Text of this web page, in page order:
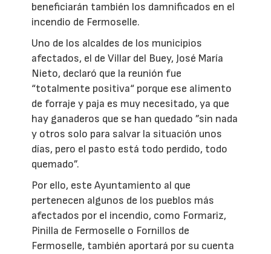
beneficiarán también los damnificados en el
incendio de Fermoselle.
Uno de los alcaldes de los municipios
afectados, el de Villar del Buey, José María
Nieto, declaró que la reunión fue
“totalmente positiva“ porque ese alimento
de forraje y paja es muy necesitado, ya que
hay ganaderos que se han quedado ”sin nada
y otros solo para salvar la situación unos
días, pero el pasto está todo perdido, todo
quemado”.
Por ello, este Ayuntamiento al que
pertenecen algunos de los pueblos más
afectados por el incendio, como Formariz,
Pinilla de Fermoselle o Fornillos de
Fermoselle, también aportará por su cuenta